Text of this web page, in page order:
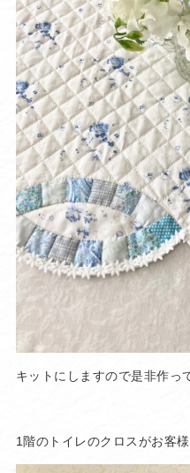
キットにしますので是非作っ
1階のトイレのクロスがお客様